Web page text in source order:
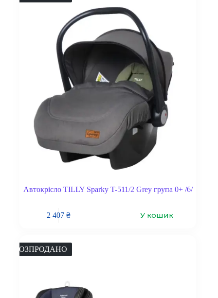
Автокрісло TILLY Sparky T-511/2 Grey група 0+ /6/
2 407₴ У кошик
РОЗПРОДАНО